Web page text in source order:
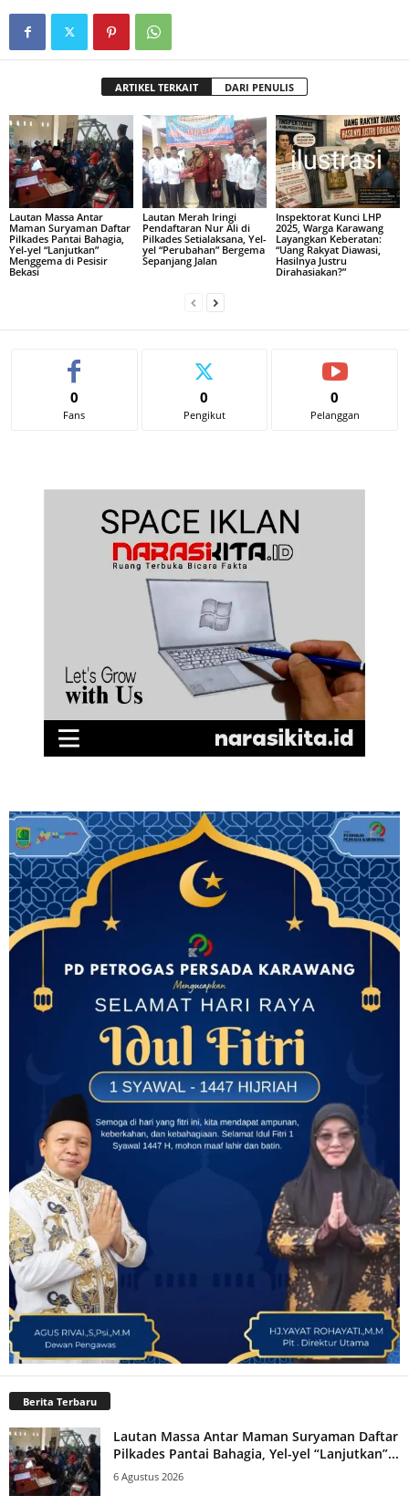
ARTIKEL TERKAIT DARI PENULIS
Lautan Massa Antar
Maman Suryaman Daftar
Pilkades Pantai Bahagia,
Yel-yel “Lanjutkan”
Menggema di Pesisir
Bekasi
Lautan Merah Iringi
Pendaftaran Nur Ali di
Pilkades Setialaksana, Yel-
yel “Perubahan” Bergema
Sepanjang Jalan
Inspektorat Kunci LHP
2025, Warga Karawang
Layangkan Keberatan:
“Uang Rakyat Diawasi,
Hasilnya Justru
Dirahasiakan?”
0
Fans
0
Pengikut
0
Pelanggan
Berita Terbaru
Lautan Massa Antar Maman Suryaman Daftar
Pilkades Pantai Bahagia, Yel-yel “Lanjutkan”...
6 Agustus 2026